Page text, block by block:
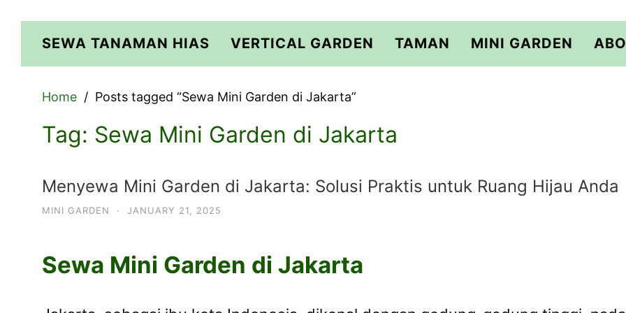
SEWA TANAMAN HIAS VERTICAL GARDEN TAMAN MINI GARDEN
Home Posts tagged “Sewa Mini Garden di Jakarta”
Tag: Sewa Mini Garden di Jakarta
Menyewa Mini Garden di Jakarta: Solusi Praktis untuk Ruang Hijau Anda
MINI GARDEN · JANUARY 21, 2025
Sewa Mini Garden di Jakarta